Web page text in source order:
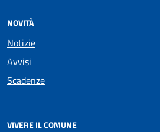
NOVITÀ
Notizie
Avvisi
Scadenze
VIVERE IL COMUNE